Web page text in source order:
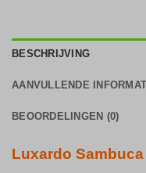
BESCHRIJVING
AANVULLENDE
BEOORDELINGEN (0)
Luxardo